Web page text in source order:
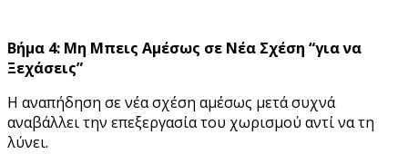
Βήμα 4: Μη Μπεις Αμέσως σε Νέα Σχέση “για να
Ξεχάσεις”
Η αναπήδηση σε νέα σχέση αμέσως μετά συχνά
αναβάλλει την επεξεργασία του χωρισμού αντί να τη
λύνει.